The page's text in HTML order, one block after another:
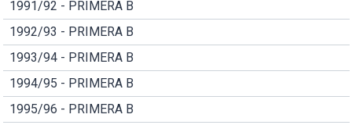
1991/92 - PRIMERA B
1992/93 - PRIMERA B
1993/94 - PRIMERA B
1994/95 - PRIMERA B
1995/96 - PRIMERA B